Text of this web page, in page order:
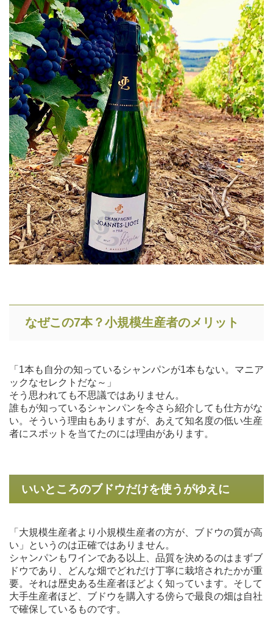
なぜこの7本？小規模生産者のメリット
「1本も自分の知っているシャンパンが1本もない。マニア
ックなセレクトだな～」
そう思われても不思議ではありません。
誰もが知っているシャンパンを今さら紹介しても仕方がな
い。そういう理由もありますが、あえて知名度の低い生産
者にスポットを当てたのには理由があります。
いいところのブドウだけを使うがゆえに
「大規模生産者より小規模生産者の方が、ブドウの質が高
い」というのは正確ではありません。
シャンパンもワインである以上、品質を決めるのはまずブ
ドウであり、どんな畑でどれだけ丁寧に栽培されたかが重
要。それは歴史ある生産者ほどよく知っています。そして
大手生産者ほど、ブドウを購入する傍らで最良の畑は自社
で確保しているものです。